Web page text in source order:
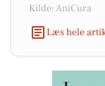
Kilde: AniCura
Læs hele